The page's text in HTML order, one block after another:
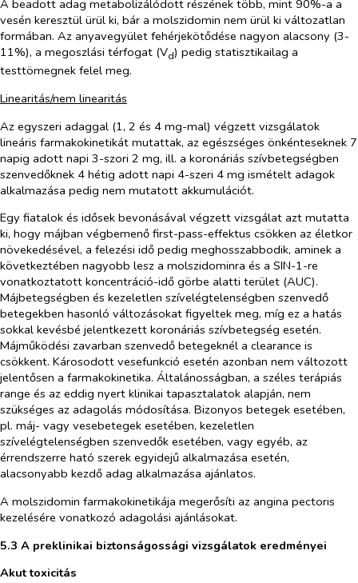
A beadott adag metabolizálódott részének több, mint 90%-a a
vesén keresztül ürül ki, bár a molszidomin nem ürül ki változatlan
formában. Az anyavegyület fehérjekötődése nagyon alacsony (3-
11%), a megoszlási térfogat (Vd) pedig statisztikailag a
testtömegnek felel meg.
Linearitás/nem linearitás
Az egyszeri adaggal (1, 2 és 4 mg-mal) végzett vizsgálatok
lineáris farmakokinetikát mutattak, az egészséges önkénteseknek 7
napig adott napi 3-szori 2 mg, ill. a koronáriás szívbetegségben
szenvedőknek 4 hétig adott napi 4-szeri 4 mg ismételt adagok
alkalmazása pedig nem mutatott akkumulációt.
Egy fiatalok és idősek bevonásával végzett vizsgálat azt mutatta
ki, hogy májban végbemenő first-pass-effektus csökken az életkor
növekedésével, a felezési idő pedig meghosszabbodik, aminek a
következtében nagyobb lesz a molszidominra és a SIN-1-re
vonatkoztatott koncentráció-idő görbe alatti terület (AUC).
Májbetegségben és kezeletlen szívelégtelenségben szenvedő
betegekben hasonló változásokat figyeltek meg, míg ez a hatás
sokkal kevésbé jelentkezett koronáriás szívbetegség esetén.
Májműködési zavarban szenvedő betegeknél a clearance is
csökkent. Károsodott vesefunkció esetén azonban nem változott
jelentősen a farmakokinetika. Általánosságban, a széles terápiás
range és az eddig nyert klinikai tapasztalatok alapján, nem
szükséges az adagolás módosítása. Bizonyos betegek esetében,
pl. máj- vagy vesebetegek esetében, kezeletlen
szívelégtelenségben szenvedők esetében, vagy egyéb, az
érrendszerre ható szerek egyidejű alkalmazása esetén,
alacsonyabb kezdő adag alkalmazása ajánlatos.
A molszidomin farmakokinetikája megerősíti az angina pectoris
kezelésére vonatkozó adagolási ajánlásokat.
5.3 A preklinikai biztonságossági vizsgálatok eredményei
Akut toxicitás